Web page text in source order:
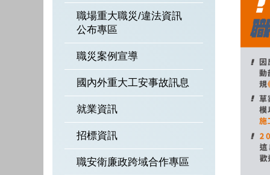
職場重大職災/違法資訊
公布專區
職災案例宣導
國內外重大工安事故訊息
就業資訊
招標資訊
職安衛廉政跨域合作專區